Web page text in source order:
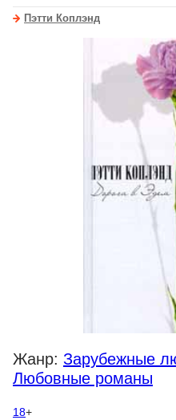
Пэтти Коплэнд
Жанр: Зарубежные
Любовные романы
18+